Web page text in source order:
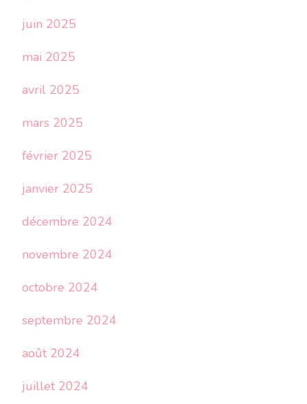
juin 2025
mai 2025
avril 2025
mars 2025
février 2025
janvier 2025
décembre 2024
novembre 2024
octobre 2024
septembre 2024
août 2024
juillet 2024